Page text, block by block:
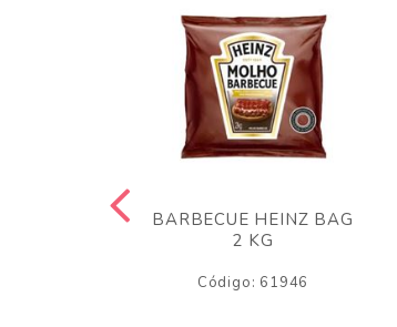
BARBECUE HEINZ BAG
2 KG
Código: 61946